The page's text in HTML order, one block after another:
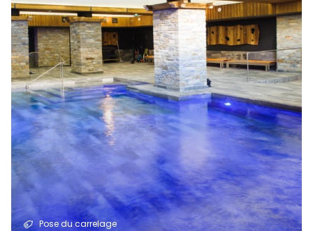
Pose du carrelage